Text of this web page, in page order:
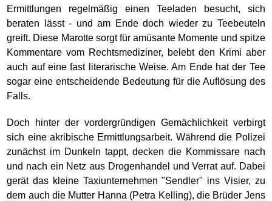
Ermittlungen regelmäßig einen Teeladen besucht, sich
beraten lässt - und am Ende doch wieder zu Teebeuteln
greift. Diese Marotte sorgt für amüsante Momente und spitze
Kommentare vom Rechtsmediziner, belebt den Krimi aber
auch auf eine fast literarische Weise. Am Ende hat der Tee
sogar eine entscheidende Bedeutung für die Auflösung des
Falls.
Doch hinter der vordergründigen Gemächlichkeit verbirgt
sich eine akribische Ermittlungsarbeit. Während die Polizei
zunächst im Dunkeln tappt, decken die Kommissare nach
und nach ein Netz aus Drogenhandel und Verrat auf. Dabei
gerät das kleine Taxiunternehmen "Sendler" ins Visier, zu
dem auch die Mutter Hanna (Petra Kelling), die Brüder Jens